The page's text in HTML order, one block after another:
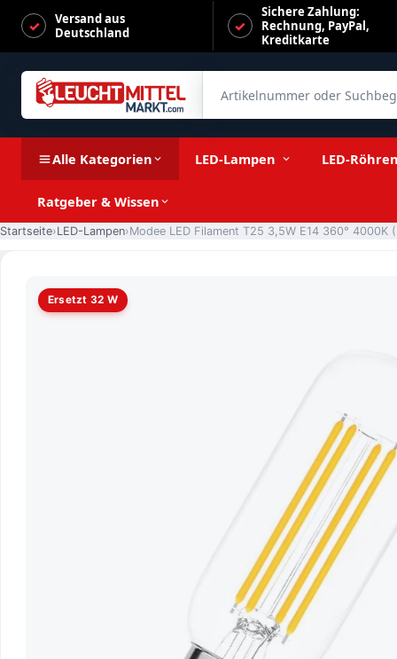
Versand aus
Deutschland
Sichere Zahlung:
Rechnung, PayPal,
Kreditkarte
Alle Kategorien LED-Lampen LED-
Ratgeber & Wissen
Startseite LED-Lampen
Ersetzt 32 W
Modee LED Filament T25 3,5W E14 360° 4000K (350 lumen)